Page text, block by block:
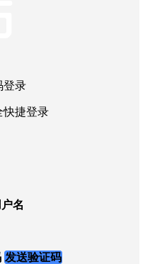
登录
快捷登录
名
发送验证码